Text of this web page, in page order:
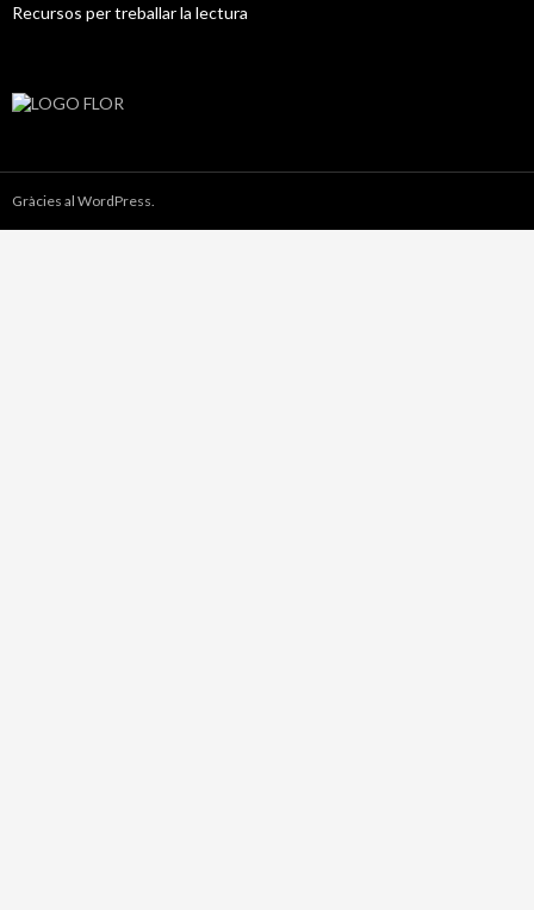
Recursos per treballar la lectura
Gràcies al WordPress.